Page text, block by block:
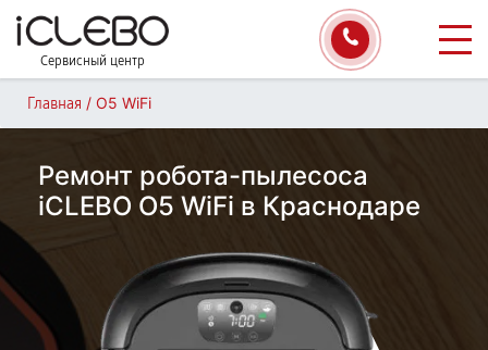
Сервисный центр
Главная / O5 WiFi
Ремонт робота-пылесоса
iCLEBO O5 WiFi в Краснодаре